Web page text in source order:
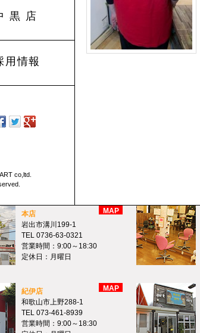
黒店
用情報
co,ltd.
MAP
本店
岩出市溝川199-1
TEL 0736-63-0321
営業時間：9:00～18:30
定休日：月曜日
MAP
紀伊店
和歌山市上野288-1
TEL 073-461-8939
営業時間：9:00～18:30